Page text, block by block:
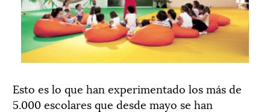
Esto es lo que han experimentado los más de
5.000 escolares que desde mayo se han